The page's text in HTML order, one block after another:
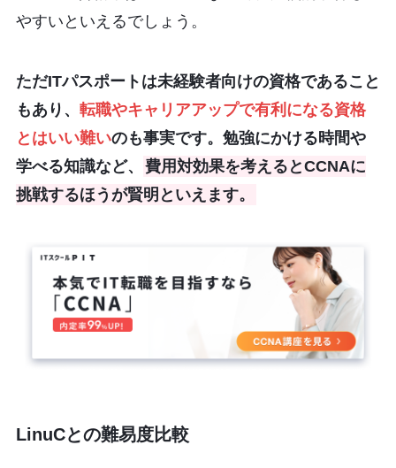
やすいといえるでしょう。
ただITパスポートは未経験者向けの資格であること
もあり、 転職やキャリアアップで有利になる資格
とはいい難いのも事実です。勉強にかける時間や
学べる知識など、
費用対効果を考えるとCCNAに
挑戦するほうが賢明といえます。
LinuCとの難易度比較